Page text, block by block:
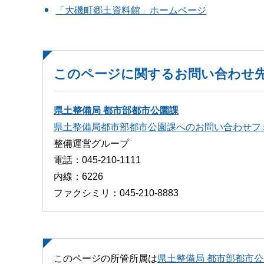
「大磯町郷土資料館」ホームページ
このページに関するお問い合わせ
県土整備局 都市部都市公園課
県土整備局都市部都市公園課へのお問い合わせフ
整備運営グループ
電話：045-210-1111
内線：6226
ファクシミリ：045-210-8883
このページの所管所属は県土整備局 都市部都市